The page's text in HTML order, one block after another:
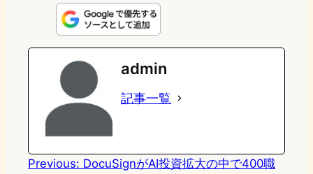
n
e
s
t
o
d
n
u
e
s
k
e
k
e
admin
記事一覧
Previous: DocuSignがAI投資拡大の中で400職